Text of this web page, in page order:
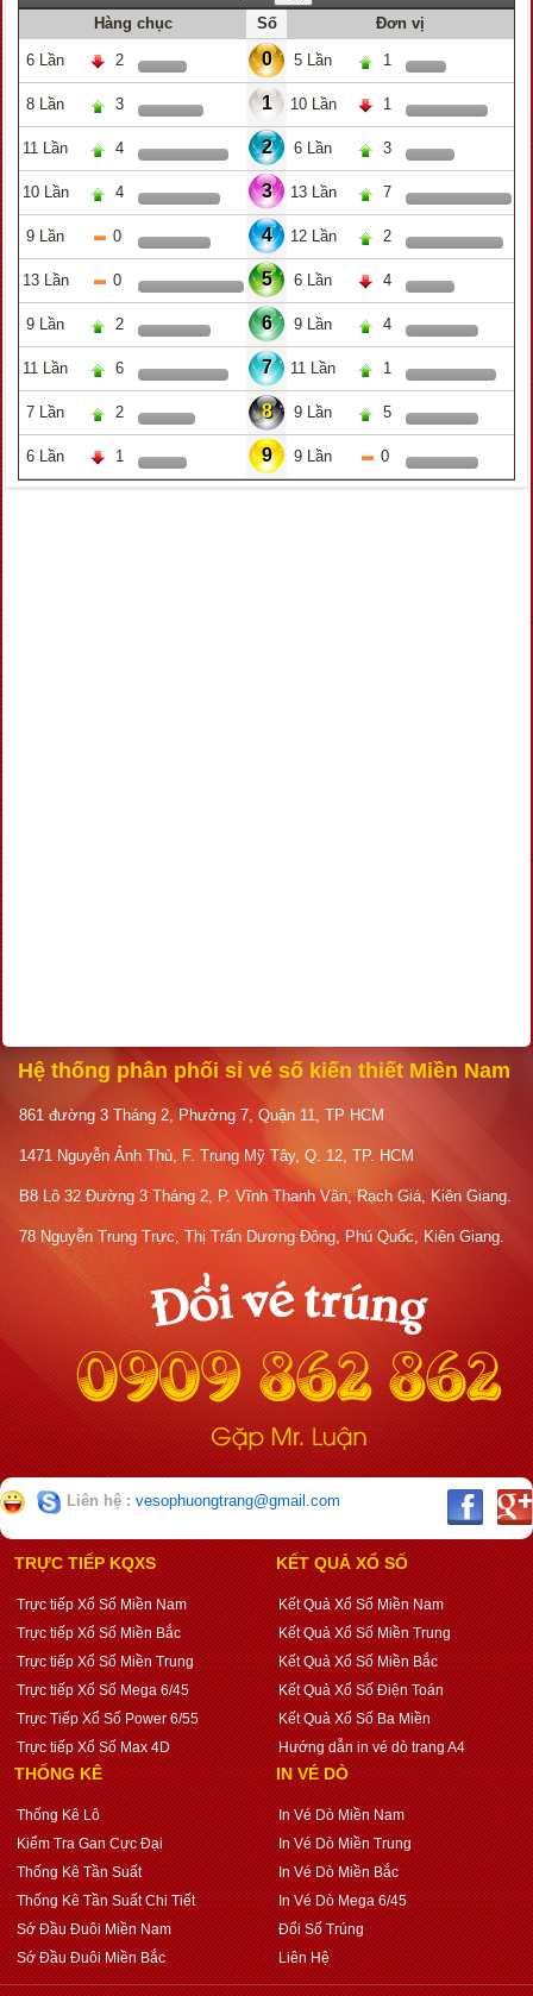
Hàng chục Số Đơn vị
6 Lần 2 0 5 Lần 1
8 Lần 3 1 10 Lần 1
11 Lần 4 2 6 Lần 3
10 Lần 4 3 13 Lần 7
9 Lần 0 4 12 Lần 2
13 Lần 0 5 6 Lần 4
9 Lần 2 6 9 Lần 4
11 Lần 6 7 11 Lần 1
7 Lần 2 8 9 Lần 5
6 Lần 1 9 9 Lần 0
Hệ thống phân phối sỉ vé số kiến thiết Miền Nam
861 đường 3 Tháng 2, Phường 7, Quận 11, TP HCM
1471 Nguyễn Ảnh Thủ, F. Trung Mỹ Tây, Q. 12, TP. HCM
B8 Lô 32 Đường 3 Tháng 2, P. Vĩnh Thanh Vân, Rạch Giá, Kiên Giang.
78 Nguyễn Trung Trực, Thị Trấn Dương Đông, Phú Quốc, Kiên Giang.
Liên hệ : vesophuongtrang@gmail.com
TRỰC TIẾP KQXS
Trực tiếp Xổ Số Miền Nam
Trực tiếp Xổ Số Miền Bắc
Trực tiếp Xổ Số Miền Trung
Trực tiếp Xổ Số Mega 6/45
Trực Tiếp Xổ Số Power 6/55
Trực tiếp Xổ Số Max 4D
KẾT QUẢ XỔ SỐ
Kết Quả Xổ Số Miền Nam
Kết Quả Xổ Số Miền Trung
Kết Quả Xổ Số Miền Bắc
Kết Quả Xổ Số Điện Toán
Kết Quả Xổ Số Ba Miền
Hướng dẫn in vé dò trang A4
THỐNG KÊ
Thống Kê Lô
Kiểm Tra Gan Cực Đại
Thống Kê Tần Suất
Thống Kê Tần Suất Chi Tiết
Sớ Đầu Đuôi Miền Nam
Sớ Đầu Đuôi Miền Bắc
IN VÉ DÒ
In Vé Dò Miền Nam
In Vé Dò Miền Trung
In Vé Dò Miền Bắc
In Vé Dò Mega 6/45
Đổi Số Trúng
Liên Hệ